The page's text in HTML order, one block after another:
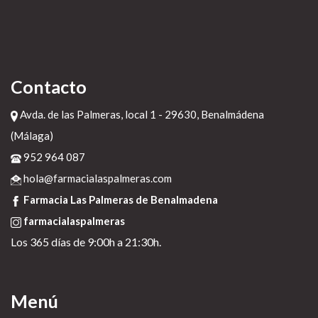
Contacto
Avda. de las Palmeras, local 1 - 29630, Benalmádena
(Málaga)
952 964 087
hola@farmacialaspalmeras.com
Farmacia Las Palmeras de Benalmadena
farmacialaspalmeras
Los 365 días de 9:00h a 21:30h.
Menú